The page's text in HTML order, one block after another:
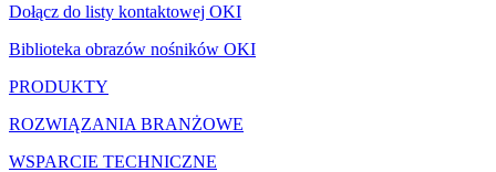
Dołącz do listy kontaktowej OKI
Biblioteka obrazów nośników OKI
PRODUKTY
ROZWIĄZANIA BRANŻOWE
WSPARCIE TECHNICZNE